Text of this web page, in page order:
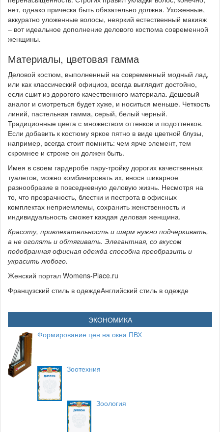
нет, однако прическа быть обязательно должна. Ухоженные,
аккуратно уложенные волосы, неяркий естественный макияж
– вот идеальное дополнение делового костюма современной
женщины.
Материалы, цветовая гамма
Деловой костюм, выполненный на современный модный лад,
или как классический официоз, всегда выглядит достойно,
если сшит из дорогого качественного материала. Дешевый
аналог и смотреться будет хуже, и носиться меньше. Четкость
линий, пастельная гамма, серый, белый черный.
Традиционные цвета с множеством оттенков и подоттенков.
Если добавить к костюму яркое пятно в виде цветной блузы,
например, всегда стоит помнить: чем ярче элемент, тем
скромнее и строже он должен быть.
Имея в своем гардеробе пару-тройку дорогих качественных
туалетов, можно комбинировать их, внося шикарное
разнообразие в повседневную деловую жизнь. Несмотря на
то, что прозрачность, блестки и пестрота в офисных
комплектах неприемлемы, сохранить женственность и
индивидуальность сможет каждая деловая женщина.
Красоту, привлекательность и шарм нужно подчеркивать,
а не оголять и обтягивать. Элегантная, со вкусом
подобранная офисная одежда способна преобразить и
украсить любого.
Женский портал Womens-Place.ru
Французский стиль в одеждеАнглийский стиль в одежде
ЭКОНОМИКА
Формирование цен на окна ПВХ
Зоотехния
Зоология